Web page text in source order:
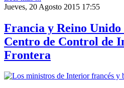
Jueves, 20 Agosto 2015 17:55
Francia y Reino
Centro de Control de
Frontera